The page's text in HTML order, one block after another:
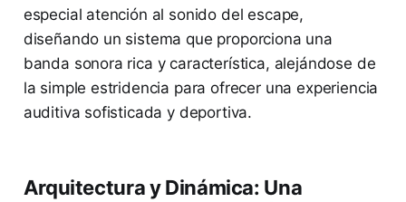
especial atención al sonido del escape,
diseñando un sistema que proporciona una
banda sonora rica y característica, alejándose de
la simple estridencia para ofrecer una experiencia
auditiva sofisticada y deportiva.
Arquitectura y Dinámica: Una